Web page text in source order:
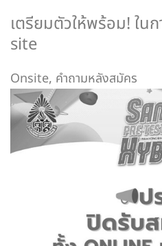
เตรียมตัวให้พร้อม! ใน
site
Onsite, คำถามหลังสมัคร